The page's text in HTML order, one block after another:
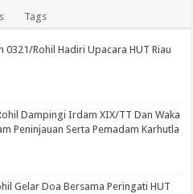
Tags
0321/Rohil Hadiri Upacara HUT Riau
Dampingi Irdam XIX/TT Dan Waka
Peninjauan Serta Pemadam Karhutla
Gelar Doa Bersama Peringati HUT